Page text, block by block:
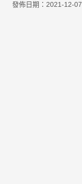
發佈日期：2021-12-07